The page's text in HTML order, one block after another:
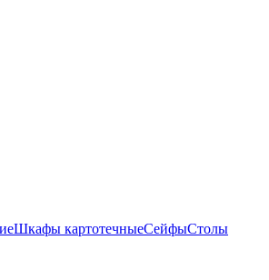
Шкафы картотечныеСейфыСтолы